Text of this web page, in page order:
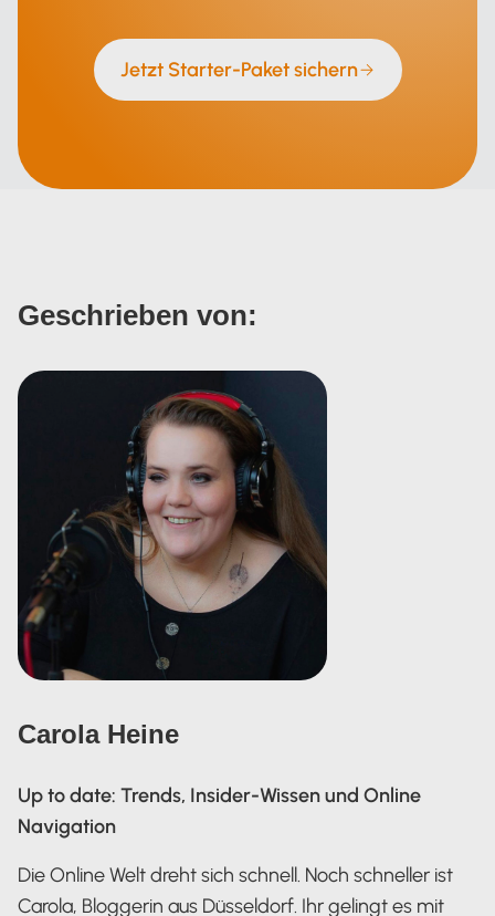
Jetzt Starter-Paket sichern
Geschrieben von:
Carola Heine
Up to date: Trends, Insider-Wissen und Online
Navigation
Die Online Welt dreht sich schnell. Noch schneller ist
Carola, Bloggerin aus Düsseldorf. Ihr gelingt es mit